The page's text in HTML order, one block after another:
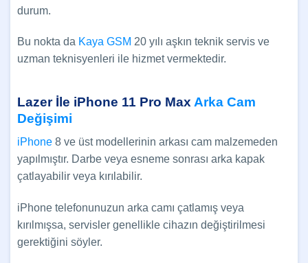
durum.
Bu nokta da Kaya GSM 20 yılı aşkın teknik servis ve
uzman teknisyenleri ile hizmet vermektedir.
Lazer İle iPhone 11 Pro Max Arka Cam
Değişimi
iPhone 8 ve üst modellerinin arkası cam malzemeden
yapılmıştır. Darbe veya esneme sonrası arka kapak
çatlayabilir veya kırılabilir.
iPhone telefonunuzun arka camı çatlamış veya
kırılmışsa, servisler genellikle cihazın değiştirilmesi
gerektiğini söyler.